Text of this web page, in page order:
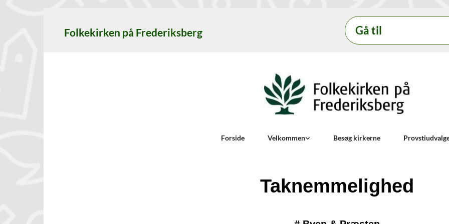
Folkekirken på Frederiksberg Gå til
Forside Velkommen Besøg kirkerne
Taknemmelighed